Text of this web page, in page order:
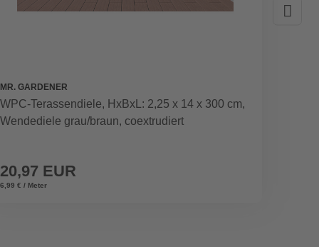
MR. GARDENER
WPC-Terassendiele, HxBxL: 2,25 x 14 x 300 cm,
Wendediele grau/braun, coextrudiert
20,97 EUR
6,99 € / Meter